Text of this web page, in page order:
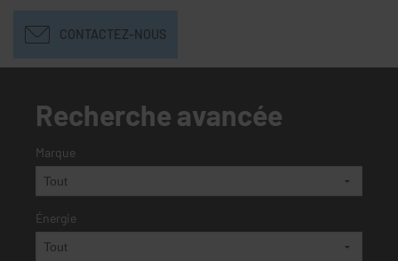
CONTACTEZ-NOUS
Recherche avancée
Marque
Énergie